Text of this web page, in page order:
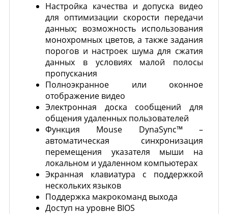
Настройка качества и допуска видео
для оптимизации скорости передачи
данных; возможность использования
монохромных цветов, а также задания
порогов и настроек шума для сжатия
данных в условиях малой полосы
пропускания
Полноэкранное или оконное
отображение видео
Электронная доска сообщений для
общения удаленных пользователей
Функция Mouse DynaSync™ –
автоматическая синхронизация
перемещения указателя мыши на
локальном и удаленном компьютерах
Экранная клавиатура с поддержкой
нескольких языков
Поддержка макрокоманд выхода
Доступ на уровне BIOS